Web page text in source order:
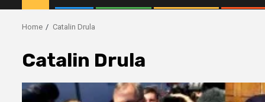
Home Catalin Drula
Catalin Drula